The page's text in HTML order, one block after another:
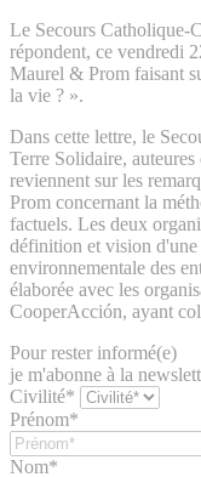
Le Secours Catholique-
répondent, ce vendredi
Maurel & Prom faisant
la vie ? ».
Dans cette lettre, le
Terre Solidaire,
reviennent sur les
Prom concernant la
factuels. Les deux
définition et vision d'une
environnementale des
élaborée avec les
CooperAcción, ayant
Pour rester informé(e)
je m'abonne à la
Civilité*
Prénom*
Nom*